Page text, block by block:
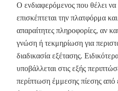
Ο ενδιαφερόμενος που θέλει να
επισκέπτεται την πλατφόρμα
απαραίτητες πληροφορίες, αν
γνώση ή τεκμηρίωση για
διαδικασία εξέτασης.
υποβάλλεται στις εξής
περίπτωση έμμεσης πίεσης από